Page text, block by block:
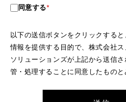
同意する*
以下の送信ボタンをクリックする
情報を提供する目的で、株式会社
ソリューションズが上記から送信
管・処理することに同意したものと